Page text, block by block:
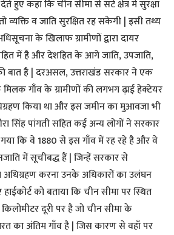
हुए कहा कि चीन सीमा से सटे क्षेत्र में सुरक्षा
व्यक्ति व जाति सुरक्षित रह सकेगी | इसी तथ्य
के खिलाफ ग्रामीणों द्वारा दायर
में है और देशहित के आगे जाति, उपजाति,
बात है | दरअसल, उत्तराखंड सरकार ने एक
गाँव के ग्रामीणों की लगभग ढ़ाई हेक्टेयर
किया था और इस जमीन का मुआवजा भी
सिंह पांगती सहित कई अन्य लोगों ने सरकार
कि वे 1880 से इस गाँव में रह रहे है और वे
में सूचीबद्ध हैं | जिन्हें सरकार से
करना उनके अधिकारों का उलंघन
को बताया कि चीन सीमा पर स्थित
दूरी पर है जो चीन सीमा के
का अंतिम गाँव है | जिस कारण से वहाँ पर